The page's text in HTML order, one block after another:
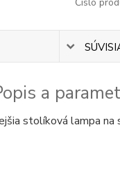
a
stolíková lampa na